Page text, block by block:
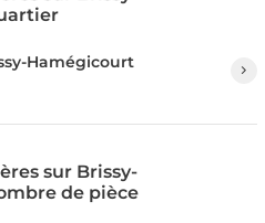
Hamégicourt
sur Brissy-
de pièce